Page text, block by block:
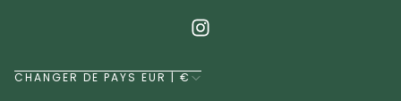
CHANGER DE PAYS EUR | €